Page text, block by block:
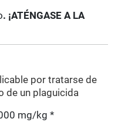
. ¡ATÉNGASE A LA
por tratarse de
de un plaguicida
mg/kg *